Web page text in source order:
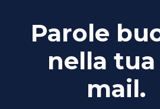
Parole
nella tua
mail.